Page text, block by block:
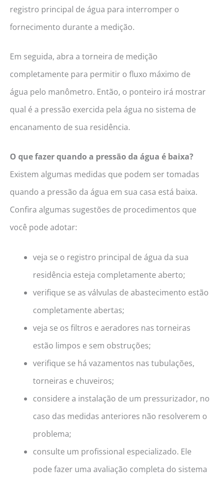
registro principal de água para interromper o
fornecimento durante a medição.
Em seguida, abra a torneira de medição
completamente para permitir o fluxo máximo de
água pelo manômetro. Então, o ponteiro irá mostrar
qual é a pressão exercida pela água no sistema de
encanamento de sua residência.
O que fazer quando a pressão da água é baixa?
Existem algumas medidas que podem ser tomadas
quando a pressão da água em sua casa está baixa.
Confira algumas sugestões de procedimentos que
você pode adotar:
veja se o registro principal de água da sua
residência esteja completamente aberto;
verifique se as válvulas de abastecimento estão
completamente abertas;
veja se os filtros e aeradores nas torneiras
estão limpos e sem obstruções;
verifique se há vazamentos nas tubulações,
torneiras e chuveiros;
considere a instalação de um pressurizador, no
caso das medidas anteriores não resolverem o
problema;
consulte um profissional especializado. Ele
pode fazer uma avaliação completa do sistema